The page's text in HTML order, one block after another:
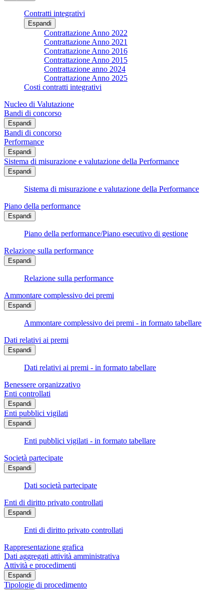
Contratti integrativi
Espandi
Contrattazione Anno 2022
Contrattazione Anno 2021
Contrattazione Anno 2016
Contrattazione Anno 2015
Contrattazione anno 2024
Contrattazione Anno 2025
Costi contratti integrativi
Nucleo di Valutazione
Bandi di concorso
Espandi
Bandi di concorso
Performance
Espandi
Sistema di misurazione e valutazione della Performance
Espandi
Sistema di misurazione e valutazione della Performance
Piano della performance
Espandi
Piano della performance/Piano esecutivo di gestione
Relazione sulla performance
Espandi
Relazione sulla performance
Ammontare complessivo dei premi
Espandi
Ammontare complessivo dei premi - in formato tabellare
Dati relativi ai premi
Espandi
Dati relativi ai premi - in formato tabellare
Benessere organizzativo
Enti controllati
Espandi
Enti pubblici vigilati
Espandi
Enti pubblici vigilati - in formato tabellare
Società partecipate
Espandi
Dati società partecipate
Enti di diritto privato controllati
Espandi
Enti di diritto privato controllati
Rappresentazione grafica
Dati aggregati attività amministrativa
Attività e procedimenti
Espandi
Tipologie di procedimento